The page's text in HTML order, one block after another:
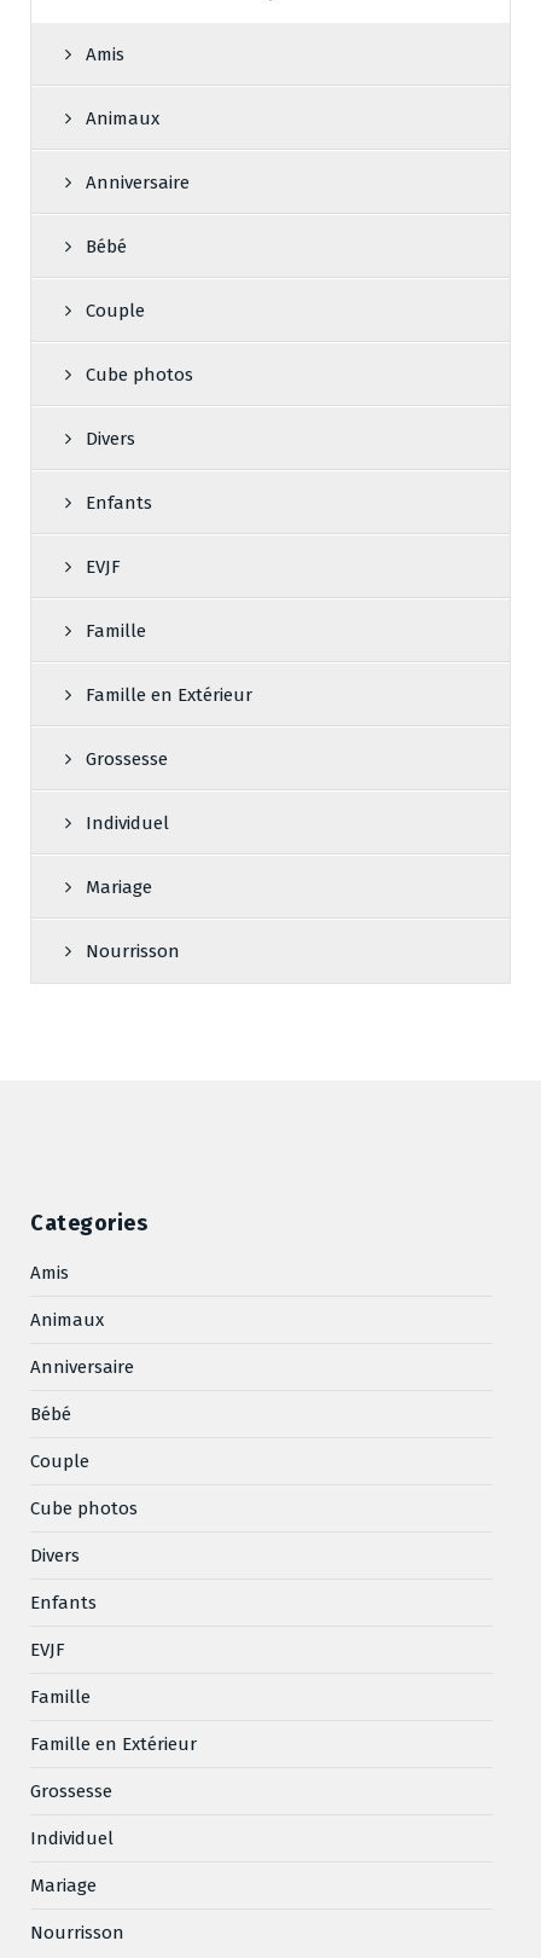
Amis
Animaux
Anniversaire
Bébé
Couple
Cube photos
Divers
Enfants
EVJF
Famille
Famille en Extérieur
Grossesse
Individuel
Mariage
Nourrisson
Categories
Amis
Animaux
Anniversaire
Bébé
Couple
Cube photos
Divers
Enfants
EVJF
Famille
Famille en Extérieur
Grossesse
Individuel
Mariage
Nourrisson